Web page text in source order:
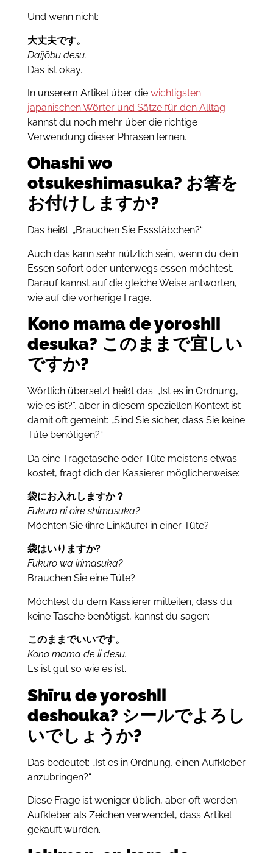
Und wenn nicht:
大丈夫です。
Daijōbu desu.
Das ist okay.
In unserem Artikel über die wichtigsten
japanischen Wörter und Sätze für den Alltag
kannst du noch mehr über die richtige
Verwendung dieser Phrasen lernen.
Ohashi wo
otsukeshimasuka? お箸を
お付けしますか?
Das heißt: „Brauchen Sie Essstäbchen?“
Auch das kann sehr nützlich sein, wenn du dein
Essen sofort oder unterwegs essen möchtest.
Darauf kannst auf die gleiche Weise antworten,
wie auf die vorherige Frage.
Kono mama de yoroshii
desuka? このままで宜しい
ですか?
Wörtlich übersetzt heißt das: „Ist es in Ordnung,
wie es ist?“, aberin diesem speziellen Kontext ist
damit oft gemeint: „Sind Sie sicher, dass Sie keine
Tüte benötigen?“
Da eine Tragetasche oder Tüte meistens etwas
kostet, fragt dich der Kassierer möglicherweise:
袋にお入れしますか？
Fukuro ni oire shimasuka?
Möchten Sie (ihre Einkäufe) in einer Tüte?
袋はいりますか?
Fukuro wa irimasuka?
Brauchen Sie eine Tüte?
Möchtest du dem Kassierer mitteilen, dass du
keine Tasche benötigst, kannst du sagen:
このままでいいです。
Kono mama de ii desu.
Es ist gut so wie es ist.
Shīru de yoroshii
deshouka? シールでよろし
いでしょうか?
Das bedeutet: „Ist es in Ordnung, einen Aufkleber
anzubringen?“
Diese Frage ist weniger üblich, aber oft werden
Aufkleber als Zeichen verwendet, dass Artikel
gekauft wurden.